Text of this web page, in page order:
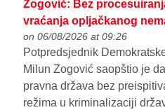
Zogović: Bez
vraćanja opljačkanog
on 06/08/2026 at 09:26
Potpredsjednik
Milun Zogović saopštio je
pravna država bez
režima u kriminalizaciji